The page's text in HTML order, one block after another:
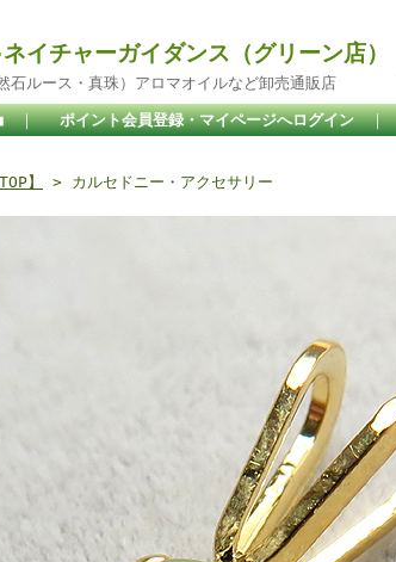
イチャーガイダンス（グリーン店）
ルース・真珠）アロマオイルなど卸売通販店
｜ ポイント会員登録・マイページへログイン ｜
】 > カルセドニー・アクセサリー